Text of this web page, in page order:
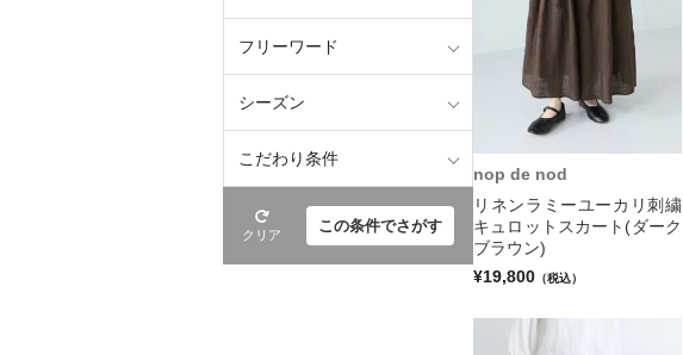
フリーワード
シーズン
こだわり条件
クリア この条件でさがす
nop de nod
リネンラミーユーカリ刺繍
キュロットスカート(ダーク
ブラウン)
¥19,800 （税込）